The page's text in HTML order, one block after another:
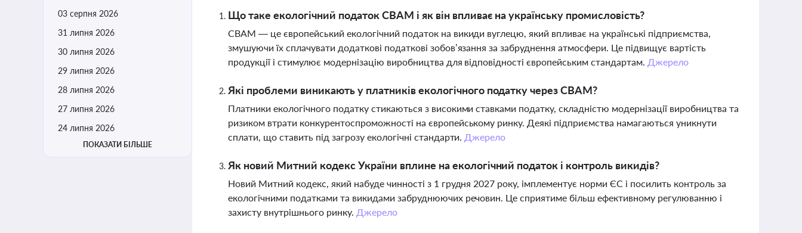
03 серпня 2026
31 липня 2026
30 липня 2026
29 липня 2026
28 липня 2026
27 липня 2026
24 липня 2026
ПОКАЗАТИ БІЛЬШЕ
Що таке екологічний податок CBAM і як він впливає на українську промисловість?
CBAM — це європейський екологічний податок на викиди вуглецю, який впливає на українські підприємства,
змушуючи їх сплачувати додаткові податкові зобов’язання за забруднення атмосфери. Це підвищує вартість
продукції і стимулює модернізацію виробництва для відповідності європейським стандартам. Джерело
Які проблеми виникають у платників екологічного податку через CBAM?
Платники екологічного податку стикаються з високими ставками податку, складністю модернізації виробництва та
ризиком втрати конкурентоспроможності на європейському ринку. Деякі підприємства намагаються уникнути
сплати, що ставить під загрозу екологічні стандарти. Джерело
Як новий Митний кодекс України вплине на екологічний податок і контроль викидів?
Новий Митний кодекс, який набуде чинності з 1 грудня 2027 року, імплементує норми ЄС і посилить контроль за
екологічними податками та викидами забруднюючих речовин. Це сприятиме більш ефективному регулюванню і
захисту внутрішнього ринку. Джерело